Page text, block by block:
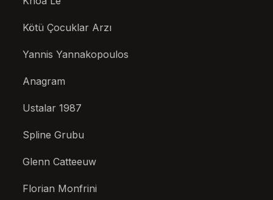
Kötü Çocuklar Arzı
Yannis Yannakopoulos
Anagram
Ustalar 1987
Spline Grubu
Glenn Catteeuw
Florian Monfrini